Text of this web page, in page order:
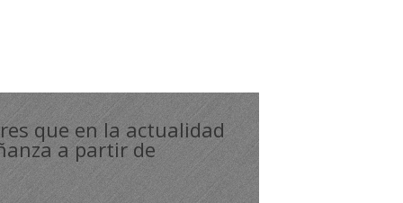
que en la actualidad
a partir de